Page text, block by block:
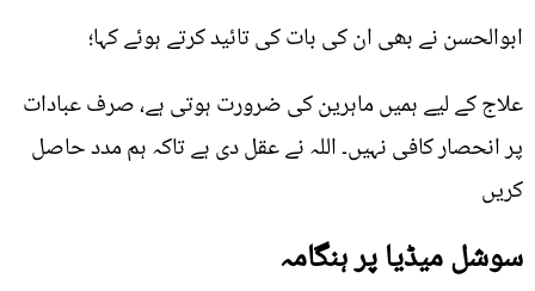
ابوالحسن نے بھی ان کی بات کی تائید کرتے ہوئے کہا؛
علاج کے لیے ہمیں ماہرین کی ضرورت ہوتی ہے، صرف عبادات
پر انحصار کافی نہیں۔ اللہ نے عقل دی ہے تاکہ ہم مدد حاصل
کریں
سوشل میڈیا پر ہنگامہ